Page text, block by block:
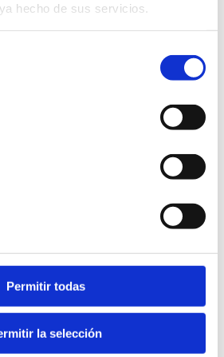
hecho de sus servicios.
Permitir todas
la selección
d'intérêt
Pardos